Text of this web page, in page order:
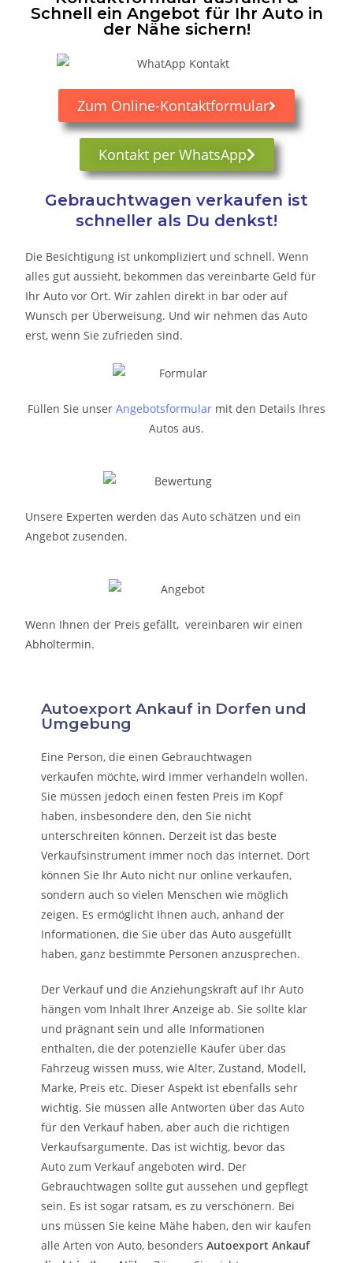
Schnell ein Angebot für Ihr Auto in
der Nähe sichern!
Zum Online-Kontaktformular
Kontakt per WhatsApp
Gebrauchtwagen verkaufen ist
schneller als Du denkst!
Die Besichtigung ist unkompliziert und schnell. Wenn
alles gut aussieht, bekommen das vereinbarte Geld für
Ihr Auto vor Ort. Wir zahlen direkt in bar oder auf
Wunsch per Überweisung. Und wir nehmen das Auto
erst, wenn Sie zufrieden sind.
Füllen Sie unser Angebotsformular mit den Details Ihres
Autos aus.
Unsere Experten werden das Auto schätzen und ein
Angebot zusenden.
Wenn Ihnen der Preis gefällt, vereinbaren wir einen
Abholtermin.
Autoexport Ankauf in Dorfen und
Umgebung
Eine Person, die einen Gebrauchtwagen
verkaufen möchte, wird immer verhandeln wollen.
Sie müssen jedoch einen festen Preis im Kopf
haben, insbesondere den, den Sie nicht
unterschreiten können. Derzeit ist das beste
Verkaufsinstrument immer noch das Internet. Dort
können Sie Ihr Auto nicht nur online verkaufen,
sondern auch so vielen Menschen wie möglich
zeigen. Es ermöglicht Ihnen auch, anhand der
Informationen, die Sie über das Auto ausgefüllt
haben, ganz bestimmte Personen anzusprechen.
Der Verkauf und die Anziehungskraft auf Ihr Auto
hängen vom Inhalt Ihrer Anzeige ab. Sie sollte klar
und prägnant sein und alle Informationen
enthalten, die der potenzielle Käufer über das
Fahrzeug wissen muss, wie Alter, Zustand, Modell,
Marke, Preis etc. Dieser Aspekt ist ebenfalls sehr
wichtig. Sie müssen alle Antworten über das Auto
für den Verkauf haben, aber auch die richtigen
Verkaufsargumente. Das ist wichtig, bevor das
Auto zum Verkauf angeboten wird. Der
Gebrauchtwagen sollte gut aussehen und gepflegt
sein. Es ist sogar ratsam, es zu verschönern. Bei
uns müssen Sie keine Mähe haben, den wir kaufen
alle Arten von Auto, besondersAutoexport Ankauf